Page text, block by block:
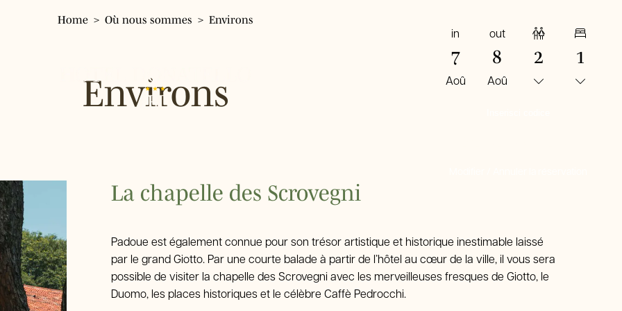
in
7
Aoû
out
8
Aoû
Adultes
2
Chambres
1
Chambres
Chambre quadruple
Environs
Restaurant Pizzeria Fresco
Galerie
Tour & Tickets
FAQ
Home Où nous sommes Environs
Environs
La chapelle des Scrovegni
Padoue est également connue pour son trésor artistique et historique inestimable laissé
par le grand Giotto. Par une courte balade à partir de l’hôtel au cœur de la ville, il vous sera
possible de visiter la chapelle des Scrovegni avec les merveilleuses fresques de Giotto, le
Duomo, les places historiques et le célèbre Caffè Pedrocchi.